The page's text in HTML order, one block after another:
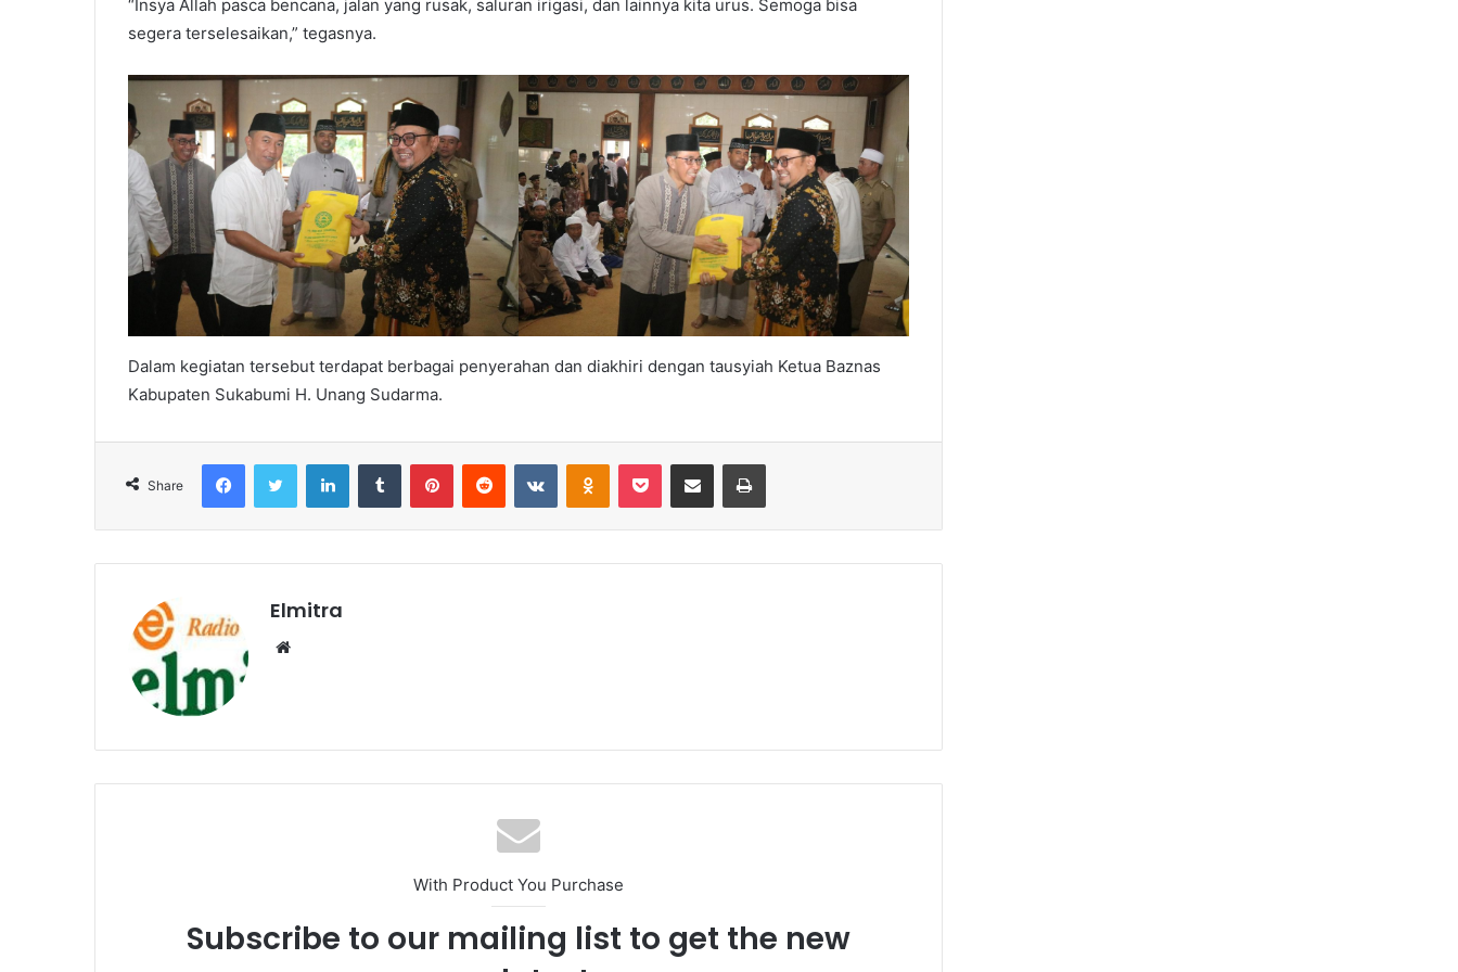
“Insya Allah pasca bencana, jalan yang rusak, saluran irigasi, dan lainnya kita urus. Semoga bisa
segera terselesaikan,” tegasnya.
Dalam kegiatan tersebut terdapat berbagai penyerahan dan diakhiri dengan tausyiah Ketua Baznas
Kabupaten Sukabumi H. Unang Sudarma.
Share
FacebookTwitter LinkedInTumblr PinterestReddit VKontakteOdnoklassniki
Pocket Share via Email Print
Elmitra
Website
With Product You Purchase
Subscribe to our mailing list to get the new